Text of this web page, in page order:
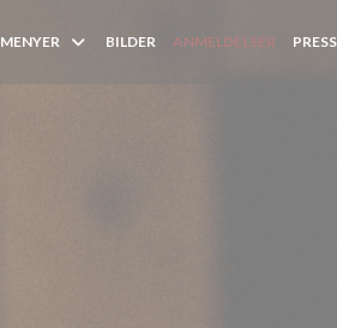
MENYER BILDER ANMELDELSER